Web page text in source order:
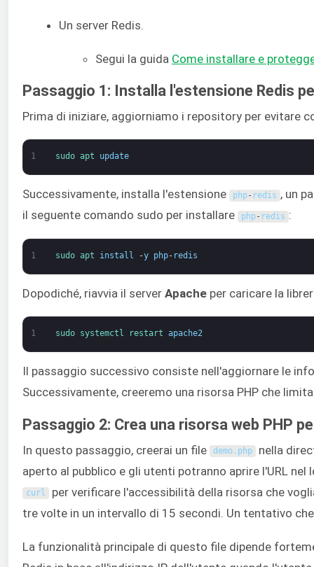
Un server Redis.
Segui la guida Come installare e
Passaggio 1: Installa l'estensione Redis
Prima di iniziare, aggiorniamo i repository per evitare
1 sudo apt update
Successivamente, installa l'estensione php- redis , un
il seguente comando sudo per installare
php- redis :
1 sudo apt install -y php- redis
Dopodiché, riavvia il server Apache per caricare la
1 sudo systemctl restart apache2
Il passaggio successivo consiste nell'aggiornare le
Successivamente, creeremo una risorsa PHP che
Passaggio 2: Crea una risorsa web PHP
In questo passaggio, creerai un file demo. php nella
aperto al pubblico e gli utenti potranno aprire l'URL
curl per verificare l'accessibilità della risorsa che
tre volte in un intervallo di 15 secondi. Un tentativo
La funzionalità principale di questo file dipende